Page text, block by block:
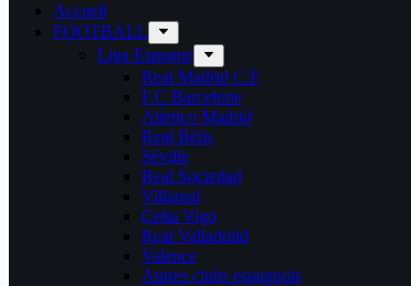
Accueil
FOOTBALL
Liga Espagne
Real Madrid C.F
F.C Barcelone
Atletico Madrid
Real Bétis
Séville
Real Sociedad
Villareal
Celta Vigo
Real Valladolid
Valence
Autres clubs espagnols